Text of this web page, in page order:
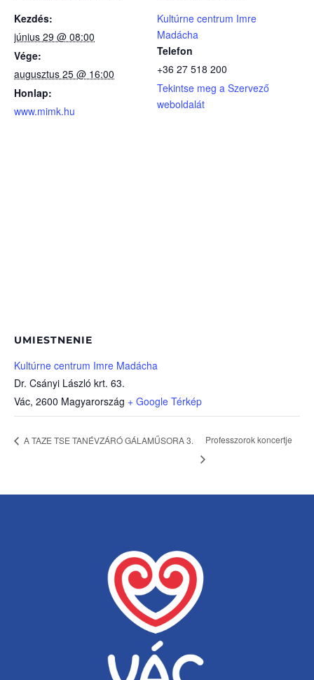
Kezdés:
június 29 @ 08:00
Vége:
augusztus 25 @ 16:00
Honlap:
www.mimk.hu
Kultúrne centrum Imre
Madácha
Telefon
+36 27 518 200
Tekintse meg a Szervező
weboldalát
UMIESTNENIE
Kultúrne centrum Imre Madácha
Dr. Csányi László krt. 63.
Vác, 2600 Magyarország + Google Térkép
A TAZE TSE TANÉVZÁRÓ GÁLAMŰSORA 3. Professzorok koncertje